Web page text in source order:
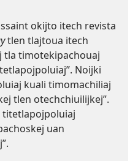
okijto itech revista
tlen tlajtoua itech
tla timotekipachouaj
Noijki
kuali timomachiliaj
tlen otechchiuilijkej”.
titetlapojpoluiaj
uan